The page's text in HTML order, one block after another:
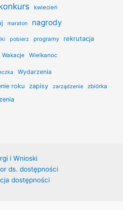
kwiecień
maraton nagrody
pobierz programy rekrutacja
Wakacje Wielkanoc
Wydarzenia
roku zapisy zarządzenie zbiórka
i Wnioski
ds. dostępności
dostępności